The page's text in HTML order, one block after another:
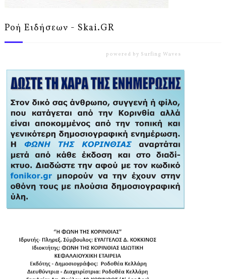
Ροή Ειδήσεων - Skai.GR
powered by Surfing Waves